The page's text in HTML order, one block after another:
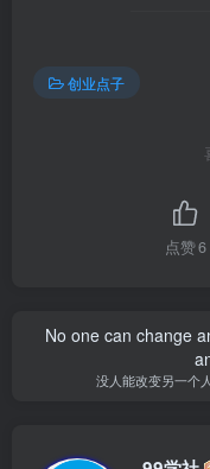
创业点子
点赞6
No one can change
没人能改变另一个